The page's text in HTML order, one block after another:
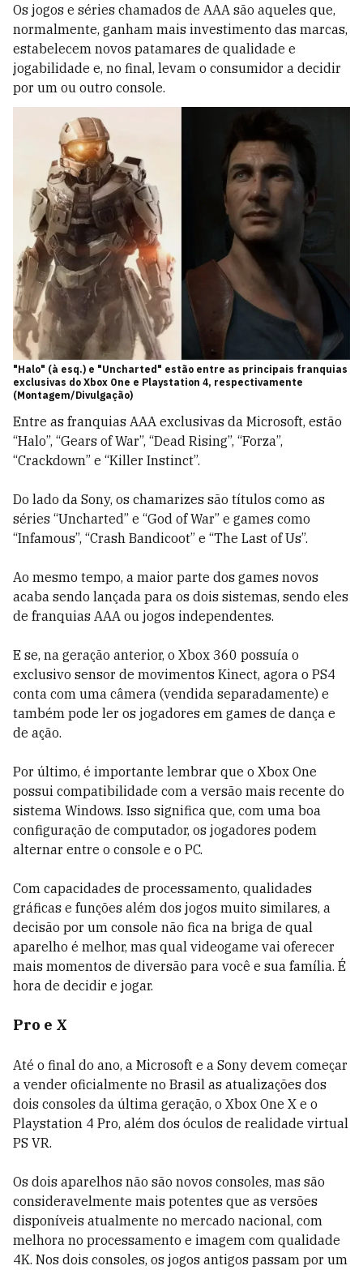
Os jogos e séries chamados de AAA são aqueles que,
normalmente, ganham mais investimento das marcas,
estabelecem novos patamares de qualidade e
jogabilidade e, no final, levam o consumidor a decidir
por um ou outro console.
"Halo" (à esq.) e "Uncharted" estão entre as principais franquias
exclusivas do Xbox One e Playstation 4, respectivamente
(Montagem/Divulgação)
Entre as franquias AAA exclusivas da Microsoft, estão
“Halo”, “Gears of War”, “Dead Rising”, “Forza”,
“Crackdown” e “Killer Instinct”.
Do lado da Sony, os chamarizes são títulos como as
séries “Uncharted” e “God of War” e games como
“Infamous”, “Crash Bandicoot” e “The Last of Us”.
Ao mesmo tempo, a maior parte dos games novos
acaba sendo lançada para os dois sistemas, sendo eles
de franquias AAA ou jogos independentes.
E se, na geração anterior, o Xbox 360 possuía o
exclusivo sensor de movimentos Kinect, agora o PS4
conta com uma câmera (vendida separadamente) e
também pode ler os jogadores em games de dança e
de ação.
Por último, é importante lembrar que o Xbox One
possui compatibilidade com a versão mais recente do
sistema Windows. Isso significa que, com uma boa
configuração de computador, os jogadores podem
alternar entre o console e o PC.
Com capacidades de processamento, qualidades
gráficas e funções além dos jogos muito similares, a
decisão por um console não fica na briga de qual
aparelho é melhor, mas qual videogame vai oferecer
mais momentos de diversão para você e sua família. É
hora de decidir e jogar.
Pro e X
Até o final do ano, a Microsoft e a Sony devem começar
a vender oficialmente no Brasil as atualizações dos
dois consoles da última geração, o Xbox One X e o
Playstation 4 Pro, além dos óculos de realidade virtual
PS VR.
Os dois aparelhos não são novos consoles, mas são
consideravelmente mais potentes que as versões
disponíveis atualmente no mercado nacional, com
melhora no processamento e imagem com qualidade
4K. Nos dois consoles, os jogos antigos passam por um